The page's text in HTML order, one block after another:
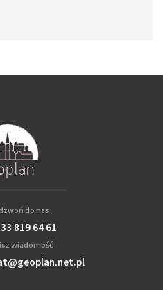
do nas
819 64 61
wiadomość